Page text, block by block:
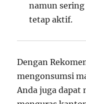
namun
tetap aktif.
Dengan
mengonsumsi
Anda juga dapat